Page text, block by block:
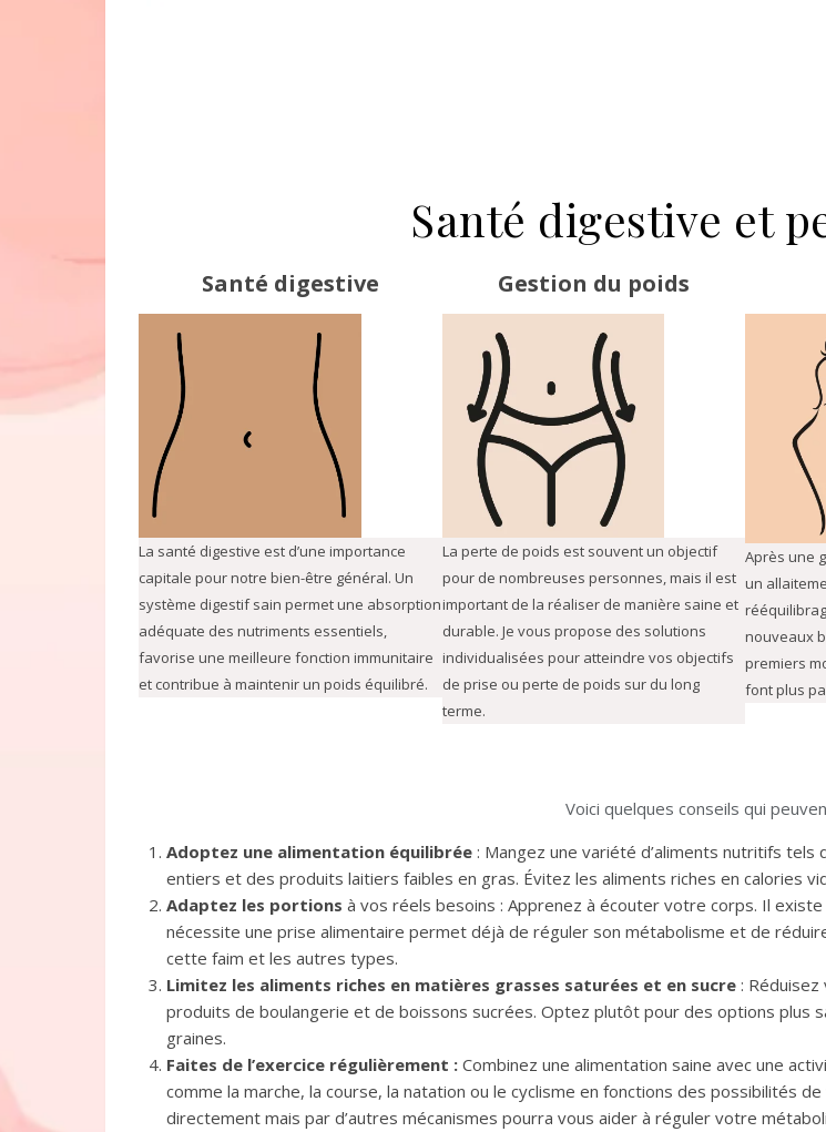
Santé digestive et
Santé digestive
La santé digestive est d’une importance
capitale pour notre bien-être général. Un
système digestif sain permet une absorption
adéquate des nutriments essentiels,
favorise une meilleure fonction immunitaire
et contribue à maintenir un poids équilibré.
Gestion du poids
La perte de poids est souvent un objectif
pour de nombreuses personnes, mais il est
important de la réaliser de manière saine et
durable. Je vous propose des solutions
individualisées pour atteindre vos objectifs
de prise ou perte de poids sur du long
terme.
Après une
un
nouveaux
premiers
font plus
Voici quelques conseils qui
Adoptez une alimentation équilibrée : Mangez une variété d’aliments nutritifs
entiers et des produits laitiers faibles en gras. Évitez les aliments riches en calories
Adaptez les portions à vos réels besoins : Apprenez à écouter votre corps. Il
nécessite une prise alimentaire permet déjà de réguler son métabolisme et de
cette faim et les autres types.
Limitez les aliments riches en matières grasses saturées et en sucre :
produits de boulangerie et de boissons sucrées. Optez plutôt pour des options plus
graines.
Faites de l’exercice régulièrement : Combinez une alimentation saine avec une
comme la marche, la course, la natation ou le cyclisme en fonctions des possibilités
directement mais par d’autres mécanismes pourra vous aider à réguler votre